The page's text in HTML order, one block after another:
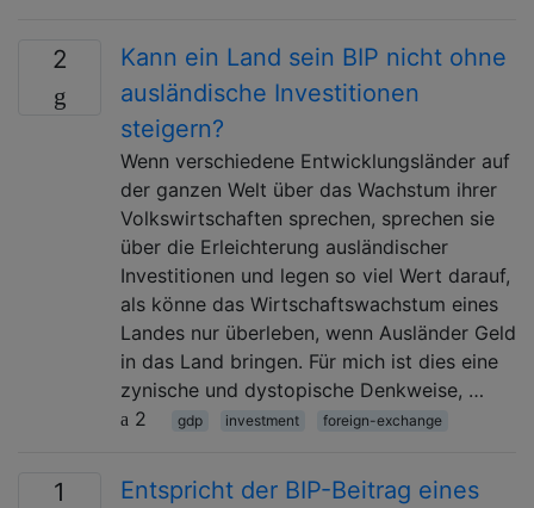
2
Kann ein Land sein BIP nicht ohne
ausländische Investitionen
steigern?
Wenn verschiedene Entwicklungsländer auf
der ganzen Welt über das Wachstum ihrer
Volkswirtschaften sprechen, sprechen sie
über die Erleichterung ausländischer
Investitionen und legen so viel Wert darauf,
als könne das Wirtschaftswachstum eines
Landes nur überleben, wenn Ausländer Geld
in das Land bringen. Für mich ist dies eine
zynische und dystopische Denkweise, …
2
gdp investment foreign-exchange
1
Entspricht der BIP-Beitrag eines